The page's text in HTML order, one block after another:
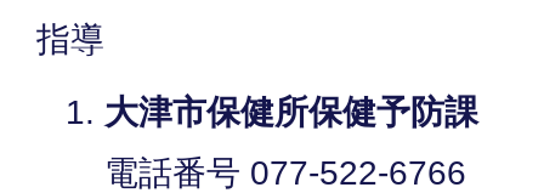
指導
大津市保健所保健予防課
電話番号 077-522-6766